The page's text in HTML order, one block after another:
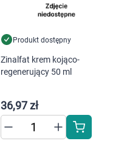
Produkt dostępny
Zinalfat krem kojąco-
regenerujący 50 ml
36,97 zł